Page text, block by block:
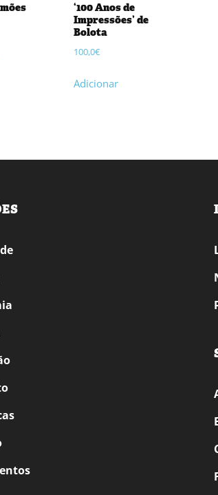
‘100 Anos de
Impressões’ de
Bolota
100,0€
Adicionar